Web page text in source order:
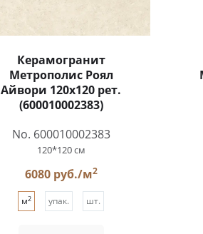
Керамогранит
Метрополис Роял
Айвори 120x120 рет.
(600010002383)
No. 600010002383
120*120 см
6080 руб./м2
м2 упак. шт.